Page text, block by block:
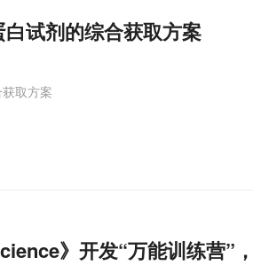
试剂的综合获取方案
取方案
》开发“万能训练营”